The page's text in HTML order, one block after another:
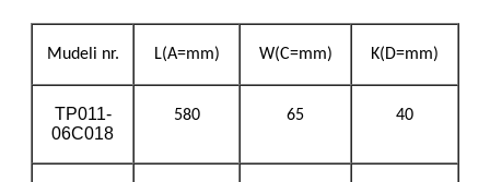
Mudeli nr. L(A=mm) W(C=mm) K(D=mm)
TP011-
06C018
580 65 40